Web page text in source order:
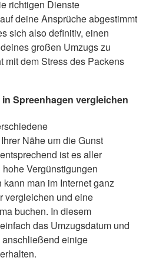
richtigen Dienste
deine Ansprüche abgestimmt
sich also definitiv, einen
großen Umzugs zu
mit dem Stress des Packens
Spreenhagen vergleichen
Nähe um die Gunst
ist es aller
Vergünstigungen
man im Internet ganz
vergleichen und eine
buchen. In diesem
das Umzugsdatum und
einige